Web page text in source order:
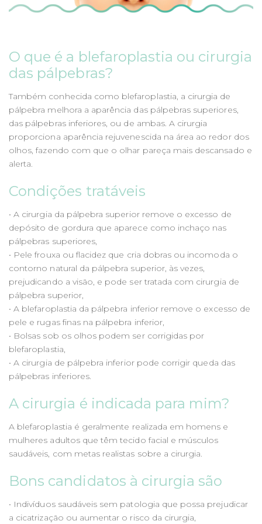
O que é a blefaroplastia ou cirurgia
das pálpebras?
Também conhecida como blefaroplastia, a cirurgia de
pálpebra melhora a aparência das pálpebras superiores,
das pálpebras inferiores, ou de ambas. A cirurgia
proporciona aparência rejuvenescida na área ao redor dos
olhos, fazendo com que o olhar pareça mais descansado e
alerta.
Condições tratáveis
• A cirurgia da pálpebra superior remove o excesso de
depósito de gordura que aparece como inchaço nas
pálpebras superiores,
• Pele frouxa ou flacidez que cria dobras ou incomoda o
contorno natural da pálpebra superior, às vezes,
prejudicando a visão, e pode ser tratada com cirurgia de
pálpebra superior,
• A blefaroplastia da pálpebra inferior remove o excesso de
pele e rugas finas na pálpebra inferior,
• Bolsas sob os olhos podem ser corrigidas por
blefaroplastia,
• A cirurgia de pálpebra inferior pode corrigir queda das
pálpebras inferiores.
A cirurgia é indicada para mim?
A blefaroplastia é geralmente realizada em homens e
mulheres adultos que têm tecido facial e músculos
saudáveis, com metas realistas sobre a cirurgia.
Bons candidatos à cirurgia são
• Indivíduos saudáveis sem patologia que possa prejudicar
a cicatrização ou aumentar o risco da cirurgia,